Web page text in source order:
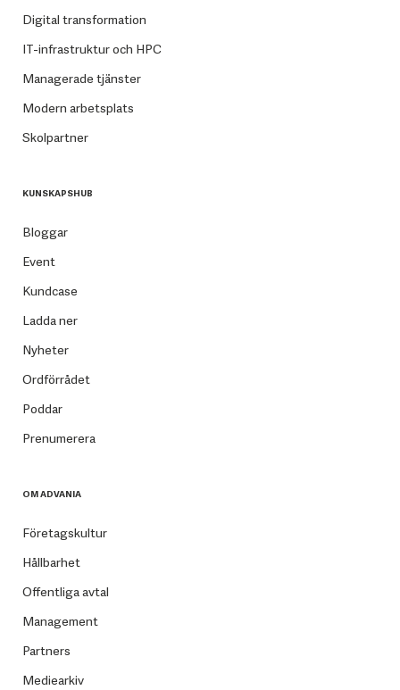
Digital transformation
IT-infrastruktur och HPC
Managerade tjänster
Modern arbetsplats
Skolpartner
KUNSKAPSHUB
Bloggar
Event
Kundcase
Ladda ner
Nyheter
Ordförrådet
Poddar
Prenumerera
OM ADVANIA
Företagskultur
Hållbarhet
Offentliga avtal
Management
Partners
Mediearkiv